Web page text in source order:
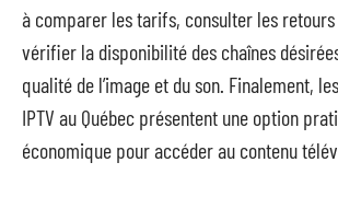
à comparer les tarifs, consulter les
vérifier la disponibilité des chaînes
qualité de l’image et du son. Finalement,
IPTV au Québec présentent une option
économique pour accéder au contenu